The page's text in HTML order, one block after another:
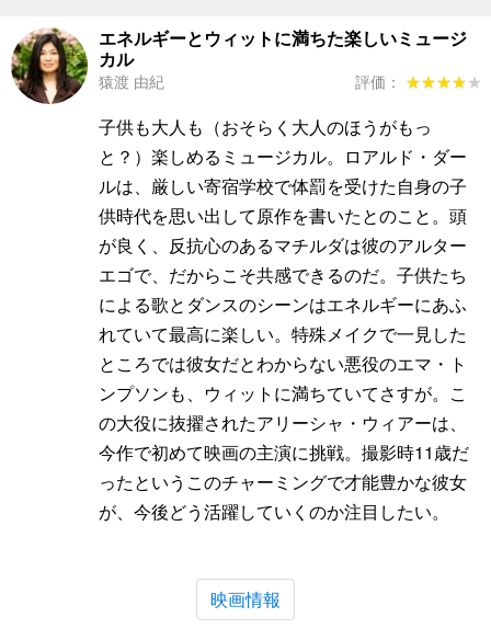
エネルギーとウィットに満ちた楽しいミュージ
カル
猿渡 由紀 評価： ★★★★★
★★★★★
子供も大人も（おそらく大人のほうがもっ
と？）楽しめるミュージカル。ロアルド・ダー
ルは、厳しい寄宿学校で体罰を受けた自身の子
供時代を思い出して原作を書いたとのこと。頭
が良く、反抗心のあるマチルダは彼のアルター
エゴで、だからこそ共感できるのだ。子供たち
による歌とダンスのシーンはエネルギーにあふ
れていて最高に楽しい。特殊メイクで一見した
ところでは彼女だとわからない悪役のエマ・ト
ンプソンも、ウィットに満ちていてさすが。こ
の大役に抜擢されたアリーシャ・ウィアーは、
今作で初めて映画の主演に挑戦。撮影時11歳だ
ったというこのチャーミングで才能豊かな彼女
が、今後どう活躍していくのか注目したい。
映画情報